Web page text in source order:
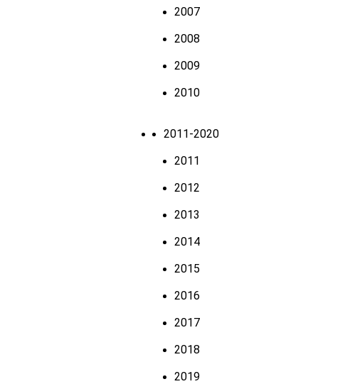
2007
2008
2009
2010
2011-2020
2011
2012
2013
2014
2015
2016
2017
2018
2019